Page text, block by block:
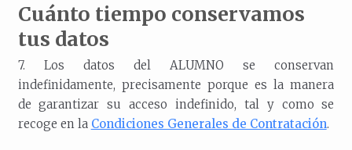
Cuánto tiempo conservamos
tus datos
7. Los datos del ALUMNO se conservan
indefinidamente, precisamente porque es la manera
de garantizar su acceso indefinido, tal y como se
recoge en la Condiciones Generales de Contratación.